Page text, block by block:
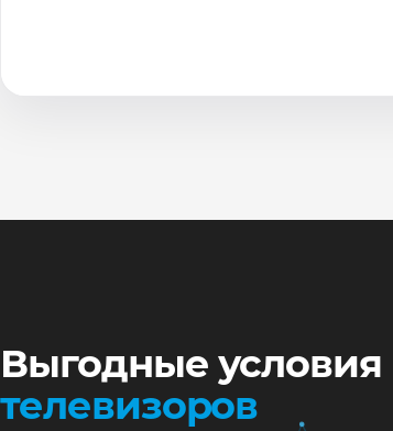
Выгодные условия
телевизоров